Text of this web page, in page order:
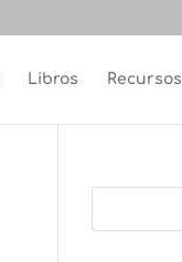
Libros Recursos